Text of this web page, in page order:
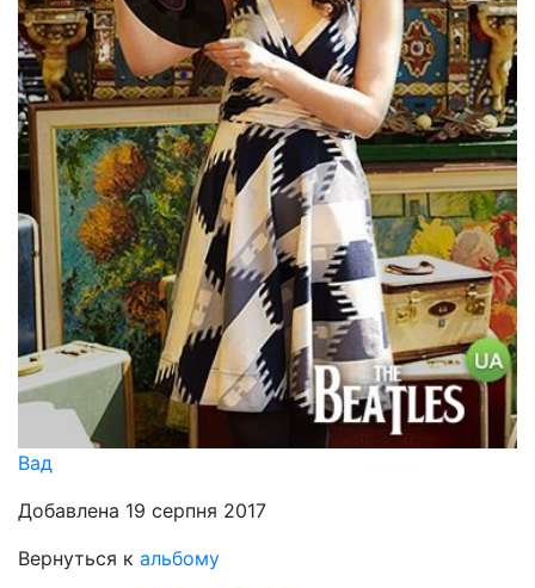
Вад
Добавлена 19 серпня 2017
Вернуться к альбому